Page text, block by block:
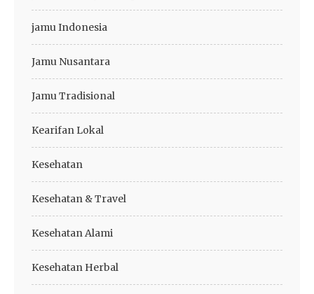
jamu Indonesia
Jamu Nusantara
Jamu Tradisional
Kearifan Lokal
Kesehatan
Kesehatan & Travel
Kesehatan Alami
Kesehatan Herbal